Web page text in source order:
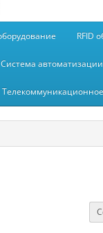
RFID
Система автоматизации